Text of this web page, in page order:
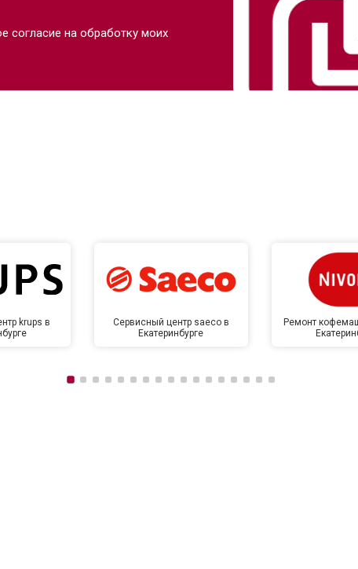
согласие на обработку моих
krups в
Сервисный центр saeco в
Екатеринбурге
Ремонт